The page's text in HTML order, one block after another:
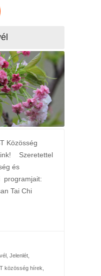
Szeretettel
és
programjait:
Tai Chi
, Jelenlét,
közösség hírek